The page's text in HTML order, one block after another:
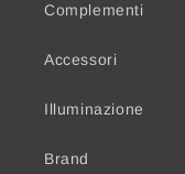
Complementi
Accessori
Illuminazione
Brand